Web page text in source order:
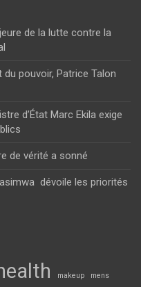
de la lutte contre la
pouvoir, Patrice Talon
d’État Marc Ekila exige
de vérité a sonné
dévoile les priorités
makeup mens